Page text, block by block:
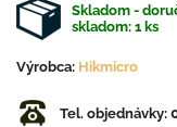
Skladom -
skladom: 1 ks
Výrobca: Hikmicro
Tel. objednávky: